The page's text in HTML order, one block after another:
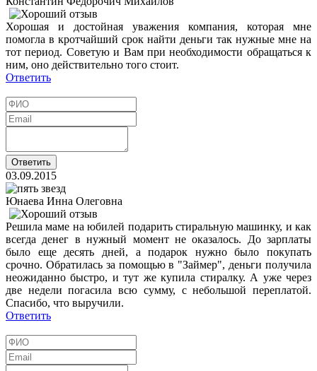
Хорошая и достойная уважения компания, которая мне
помогла в кротчайший срок найти деньги так нужные мне на
тот период. Советую и Вам при необходимости обращаться к
ним, оно действительно того стоит.
Ответить
03.09.2015
Юнаева Инна Олеговна
Решила маме на юбилей подарить стиральную машинку, и как
всегда денег в нужный момент не оказалось. До зарплаты
было еще десять дней, а подарок нужно было покупать
срочно. Обратилась за помощью в "Займер", деньги получила
неожиданно быстро, и тут же купила стиралку. А уже через
две недели погасила всю сумму, с небольшой переплатой.
Спасибо, что выручили.
Ответить